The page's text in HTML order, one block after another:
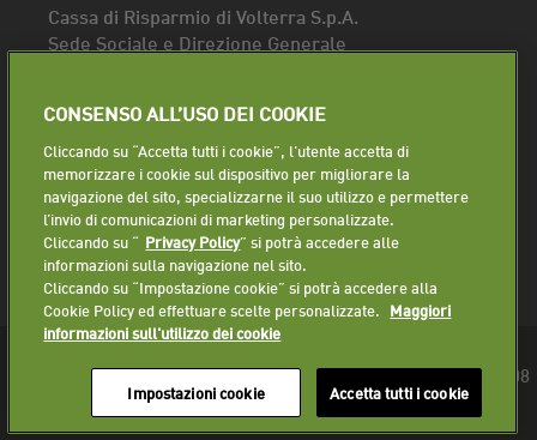
Cassa di Risparmio di Volterra S.p.A.
Sede Sociale e Direzione Generale
Fax. 0588 86940
Segui la pagina
Lavora con noi
© 2018 Cassa di Risparmio di Volterra S.p.A. - P.IVA 01225610508
CONSENSO ALL’USO DEI COOKIE
Cliccando su “Accetta tutti i cookie”, l'utente accetta di
memorizzare i cookie sul dispositivo per migliorare la
navigazione del sito, specializzarne il suo utilizzo e permettere
l’invio di comunicazioni di marketing personalizzate.
Cliccando su “ Privacy Policy” si potrà accedere alle
informazioni sulla navigazione nel sito.
Cliccando su “Impostazione cookie” si potrà accedere alla
Cookie Policy ed effettuare scelte personalizzate. Maggiori
informazioni sull'utilizzo dei cookie
Accetta tutti i cookie
Impostazioni cookie